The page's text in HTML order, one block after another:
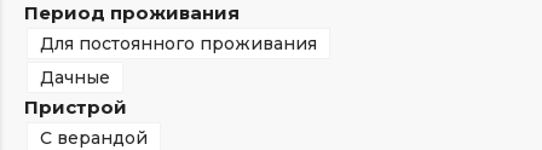
Период проживания
Для постоянного проживания
Дачные
Пристрой
С верандой